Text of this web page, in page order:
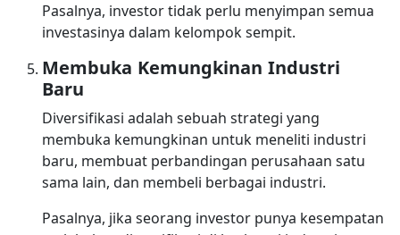
Pasalnya, investor tidak perlu menyimpan semua
investasinya dalam kelompok sempit.
Membuka Kemungkinan Industri
Baru
Diversifikasi adalah sebuah strategi yang
membuka kemungkinan untuk meneliti industri
baru, membuat perbandingan perusahaan satu
sama lain, dan membeli berbagai industri.
Pasalnya, jika seorang investor punya kesempatan